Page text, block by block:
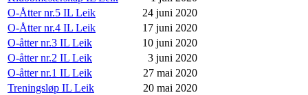
O-Åtter nr.5 IL Leik
24 juni 2020
O-Åtter nr.4 IL Leik
17 juni 2020
O-åtter nr.3 IL Leik
10 juni 2020
O-åtter nr.2 IL Leik
3 juni 2020
O-åtter nr.1 IL Leik
27 mai 2020
Treningsløp IL Leik
20 mai 2020